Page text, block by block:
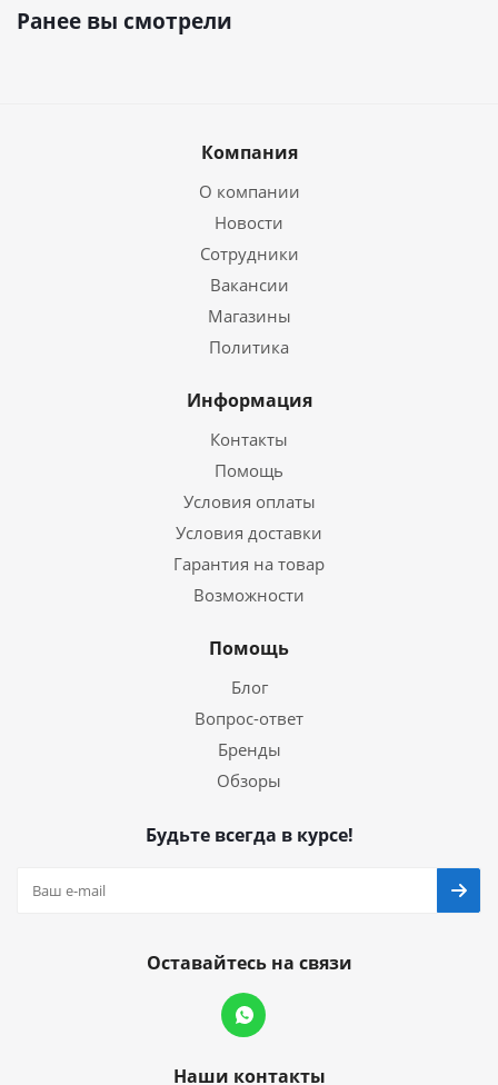
Ранее вы смотрели
Компания
О компании
Новости
Сотрудники
Вакансии
Магазины
Политика
Информация
Контакты
Помощь
Условия оплаты
Условия доставки
Гарантия на товар
Возможности
Помощь
Блог
Вопрос-ответ
Бренды
Обзоры
Будьте всегда в курсе!
Оставайтесь на связи
Наши контакты